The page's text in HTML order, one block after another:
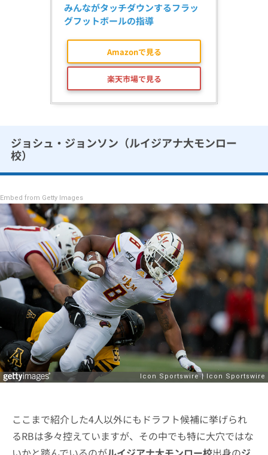
みんながタッチダウンするフラッ
グフットボールの指導
Amazonで見る
楽天市場で見る
ジョシュ・ジョンソン（ルイジアナ大モンロー
校）
Embed from Getty Images
ここまで紹介した4人以外にもドラフト候補に挙げられ
るRBは多々控えていますが、その中でも特に大穴ではな